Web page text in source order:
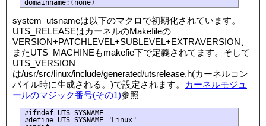
system_utsnameは以下のマクロで初期化されています。
UTS_RELEASEはカーネルのMakefileの
VERSION+PATCHLEVEL+SUBLEVEL+EXTRAVERSION、
またUTS_MACHINEもmakefie下で定義されてます。そして
UTS_VERSION
は/usr/src/linux/include/generated/utsrelease.h(カーネルコン
パイル時に生成される。)で設定されます。
カーネルモジュ
ールのマジック番号(その1)参照
#ifndef UTS_SYSNAME
#define UTS_SYSNAME "Linux"